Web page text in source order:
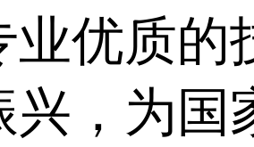
业优质的
兴，为国